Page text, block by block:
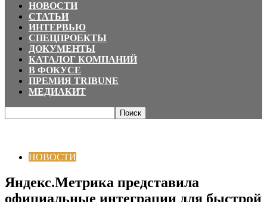
НОВОСТИ
СТАТЬИ
ИНТЕРВЬЮ
СПЕЦПРОЕКТЫ
ДОКУМЕНТЫ
КАТАЛОГ КОМПАНИЙ
В ФОКУСЕ
ПРЕМИЯ TRIBUNE
МЕДИАКИТ
НОВОСТИ
Яндекс.Метрика представила
официальные интеграции для быстрой